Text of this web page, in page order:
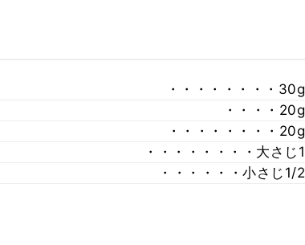
・・・・・・・・30g
・・・・20g
・・・・・・・・20g
・・・・・・・・大さじ1
・・・・・・小さじ1/2